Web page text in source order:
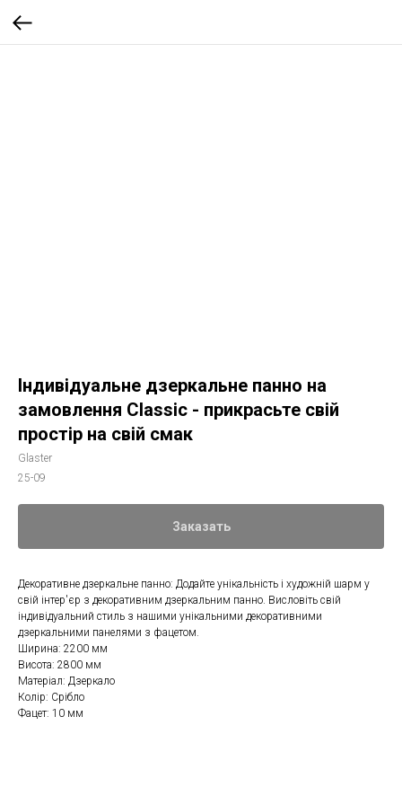
Індивідуальне дзеркальне панно на
замовлення Classic - прикрасьте свій
простір на свій смак
Glaster
25-09
Заказать
Декоративне дзеркальне панно: Додайте унікальність і художній шарм у
свій інтер'єр з декоративним дзеркальним панно. Висловіть свій
індивідуальний стиль з нашими унікальними декоративними
дзеркальними панелями з фацетом.
Ширина: 2200 мм
Висота: 2800 мм
Матеріал: Дзеркало
Колір: Срібло
Фацет: 10 мм